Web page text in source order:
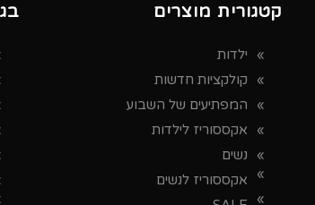
קטגורית מוצרים
ילדות
קולקציות חדשות
המפתיעים של השבוע
אקססוריז לילדות
נשים
אקססוריז לנשים